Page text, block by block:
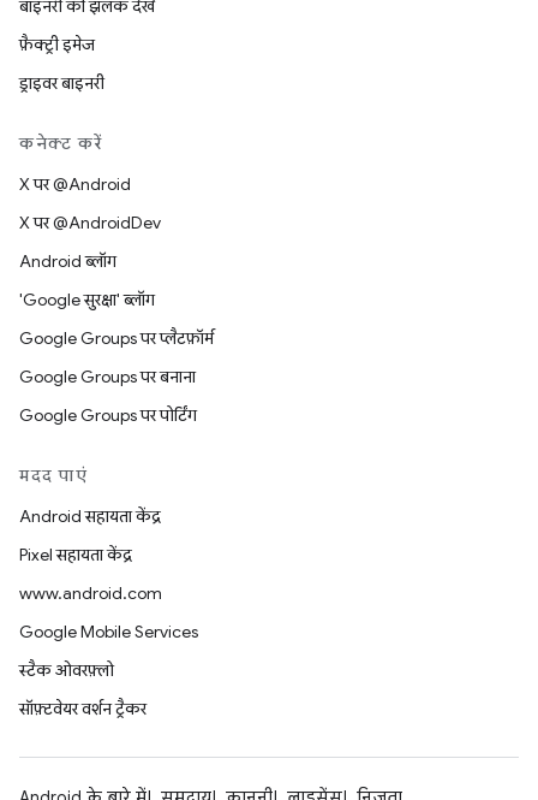
बाइनरी की झलक देखें
फ़ैक्ट्री इमेज
ड्राइवर बाइनरी
कनेक्ट करें
X पर @Android
X पर @AndroidDev
Android ब्लॉग
'Google सुरक्षा' ब्लॉग
Google Groups पर प्लैटफ़ॉर्म
Google Groups पर बनाना
Google Groups पर पोर्टिंग
मदद पाएं
Android सहायता केंद्र
Pixel सहायता केंद्र
www.android.com
Google Mobile Services
स्टैक ओवरफ़्लो
सॉफ़्टवेयर वर्शन ट्रैकर